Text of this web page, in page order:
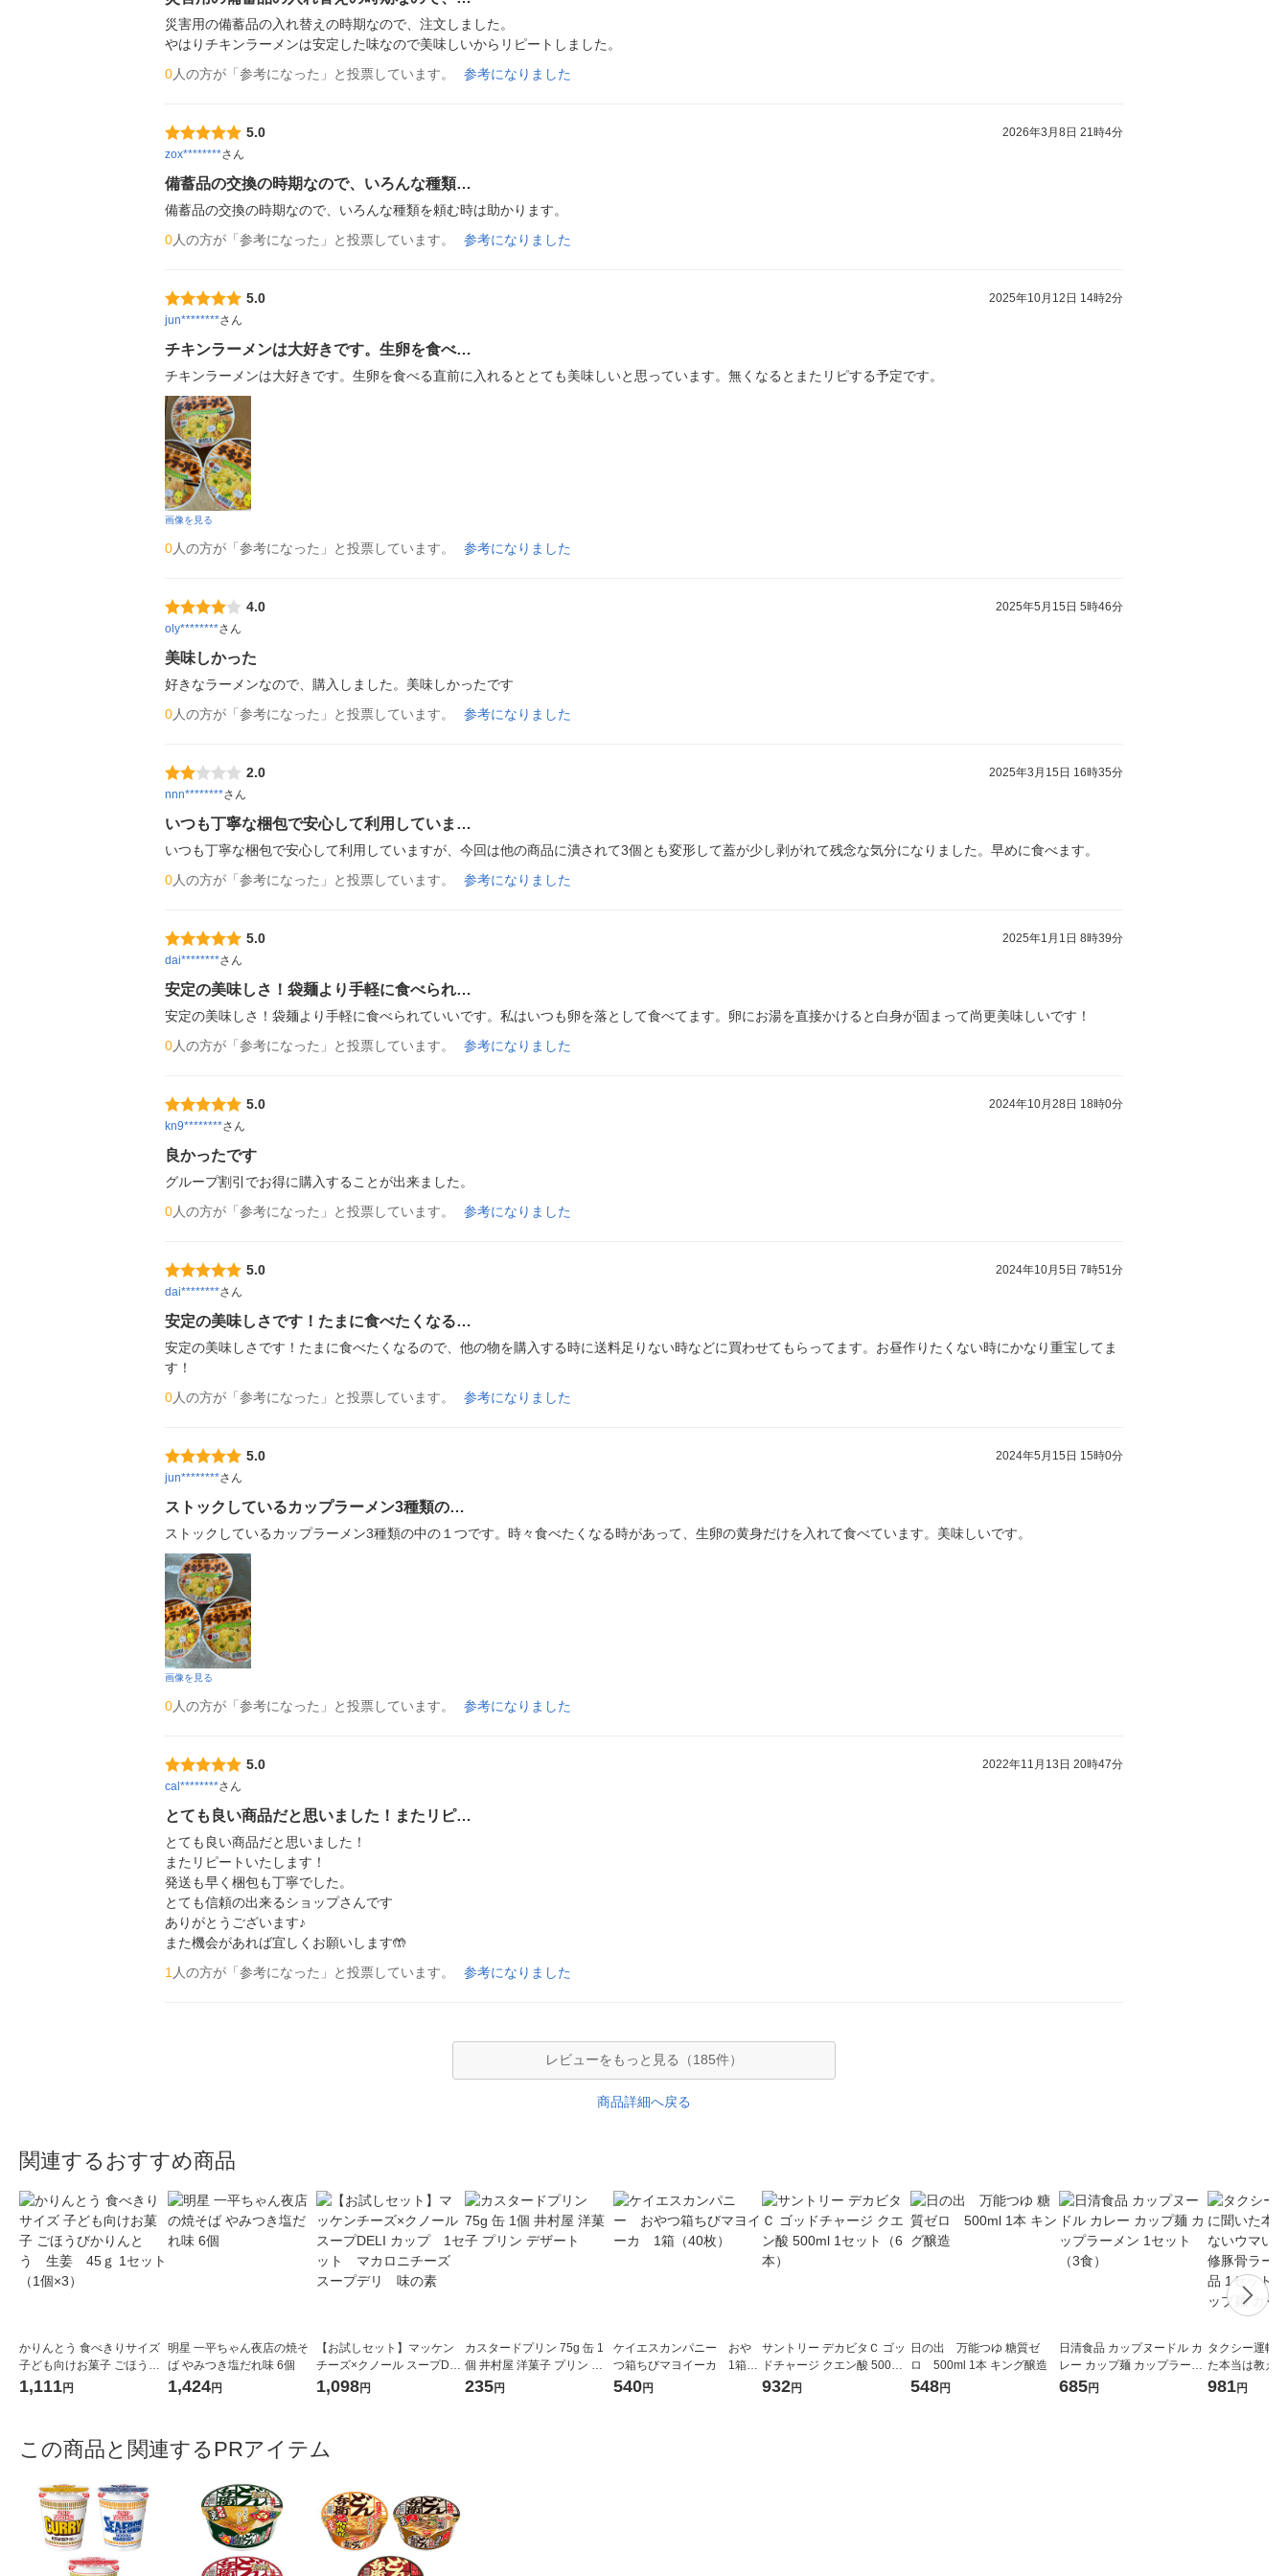
災害用の備蓄品の入れ替えの時期なので、注文しました。
やはりチキンラーメンは安定した味なので美味しいからリピートしました。
0人の方が「参考になった」と投票しています。 参考になりました
5.0
2026年3月8日 21時4分
zox********さん
備蓄品の交換の時期なので、いろんな種類…
備蓄品の交換の時期なので、いろんな種類を頼む時は助かります。
0人の方が「参考になった」と投票しています。 参考になりました
5.0
2025年10月12日 14時2分
jun********さん
チキンラーメンは大好きです。生卵を食べ…
チキンラーメンは大好きです。生卵を食べる直前に入れるととても美味しいと思っています。無くなるとまたリピする予定です。
画像を見る
0人の方が「参考になった」と投票しています。 参考になりました
4.0
2025年5月15日 5時46分
oly********さん
美味しかった
好きなラーメンなので、購入しました。美味しかったです
0人の方が「参考になった」と投票しています。 参考になりました
2.0
2025年3月15日 16時35分
nnn********さん
いつも丁寧な梱包で安心して利用していま…
いつも丁寧な梱包で安心して利用していますが、今回は他の商品に潰されて3個とも変形して蓋が少し剥がれて残念な気分になりました。早めに食べます。
0人の方が「参考になった」と投票しています。 参考になりました
5.0
2025年1月1日 8時39分
dai********さん
安定の美味しさ！袋麺より手軽に食べられ…
安定の美味しさ！袋麺より手軽に食べられていいです。私はいつも卵を落として食べてます。卵にお湯を直接かけると白身が固まって尚更美味しいです！
0人の方が「参考になった」と投票しています。 参考になりました
5.0
2024年10月28日 18時0分
kn9********さん
良かったです
グループ割引でお得に購入することが出来ました。
0人の方が「参考になった」と投票しています。 参考になりました
5.0
2024年10月5日 7時51分
dai********さん
安定の美味しさです！たまに食べたくなる…
安定の美味しさです！たまに食べたくなるので、他の物を購入する時に送料足りない時などに買わせてもらってます。お昼作りたくない時にかなり重宝してま
す！
0人の方が「参考になった」と投票しています。 参考になりました
5.0
2024年5月15日 15時0分
jun********さん
ストックしているカップラーメン3種類の…
ストックしているカップラーメン3種類の中の１つです。時々食べたくなる時があって、生卵の黄身だけを入れて食べています。美味しいです。
画像を見る
0人の方が「参考になった」と投票しています。 参考になりました
5.0
2022年11月13日 20時47分
cal********さん
とても良い商品だと思いました！またリピ…
とても良い商品だと思いました！
またリピートいたします！
発送も早く梱包も丁寧でした。
とても信頼の出来るショップさんです
ありがとうございます♪
1 人の方が「参考になった」と投票しています。 参考になりました
レビューをもっと見る（185件）
商品詳細へ戻る
関連するおすすめ商品
かりんとう 食べきりサイズ
子ども向けお菓子 ごほうび
かりんとう 生姜 45ｇ 1
1,111円
明星 一平ちゃん夜店の焼そ
ば やみつき塩だれ味 6個
1,424円
【お試しセット】マッケン
チーズ×クノール スープDEL
I カップ 1セット マカロ
1,098円
カスタードプリン 75g 缶 1
個 井村屋 洋菓子 プリン デ
ザート
235円
ケイエスカンパニー おや
つ箱ちびマヨイーカ 1箱
（40枚）
540円
サントリー デカビタＣ ゴッ
ドチャージ クエン酸 500ml
1セット（6本）
932円
日の出 万能つゆ 糖質ゼ
ロ 500ml 1本 キング醸造
548円
日清食品 カップヌードル カ
レー カップ麺 カップラーメ
ン 1セット（3食）
685円
タクシー運転
た本当は教え
い店 博龍軒監
981円
この商品と関連するPRアイテム